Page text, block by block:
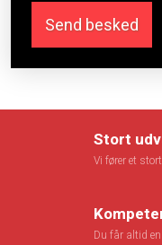
Stort
Vi fører et
Du får altid